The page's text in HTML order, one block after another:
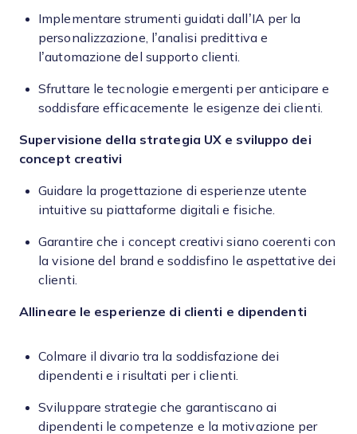
Implementare strumenti guidati dall’IA per la
personalizzazione, l’analisi predittiva e
l’automazione del supporto clienti.
Sfruttare le tecnologie emergenti per anticipare e
soddisfare efficacemente le esigenze dei clienti.
Supervisione della strategia UX e sviluppo dei
concept creativi
Guidare la progettazione di esperienze utente
intuitive su piattaforme digitali e fisiche.
Garantire che i concept creativi siano coerenti con
la visione del brand e soddisfino le aspettative dei
clienti.
Allineare le esperienze di clienti e dipendenti
Colmare il divario tra la soddisfazione dei
dipendenti e i risultati per i clienti.
Sviluppare strategie che garantiscano ai
dipendenti le competenze e la motivazione per